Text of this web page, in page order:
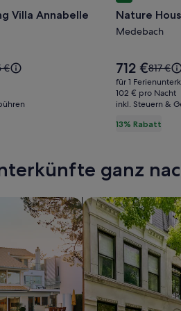
Villa Annabelle
€
Nature
House.
for
the
family
Nature
Medebach
13% Rabatt
Der
Preis
beträgt
712 €.
712 €Der
alte
Preis
war
siehe
zum
817 €
für 1
102 € pro Nacht
inkl. Steuern &
ganz
Suche nach